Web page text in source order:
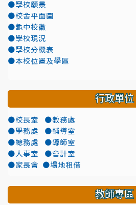
●學校願景
●校舍平面圖
●龜中校徽
●學校現況
●學校分機表
●本校位置及學區
行政單位
●校長室
●教務處
●學務處
●輔導室
●總務處
●導師室
●人事室
●會計室
●家長會
●場地租借
教師專區